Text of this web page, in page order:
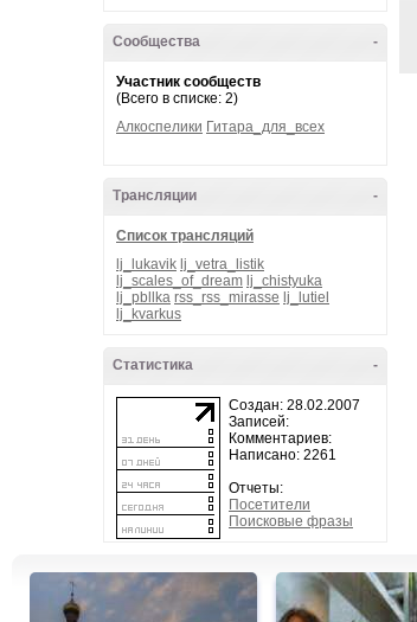
-
Сообщества
Участник сообществ
(Всего в списке: 2)
Алкоспелики Гитара_для_всех
-
Трансляции
Список трансляций
lj_lukavik lj_vetra_listik
lj_scales_of_dream lj_chistyuka
lj_pbllka rss_rss_mirasse lj_lutiel
lj_kvarkus
-
Статистика
Создан: 28.02.2007
Записей:
Комментариев:
Написано: 2261
Отчеты:
Посетители
Поисковые фразы